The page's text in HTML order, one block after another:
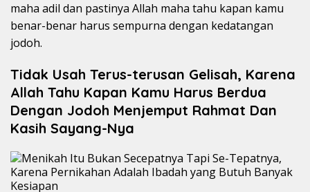
maha adil dan pastinya Allah maha tahu kapan kamu
benar-benar harus sempurna dengan kedatangan
jodoh.
Tidak Usah Terus-terusan Gelisah, Karena
Allah Tahu Kapan Kamu Harus Berdua
Dengan Jodoh Menjemput Rahmat Dan
Kasih Sayang-Nya